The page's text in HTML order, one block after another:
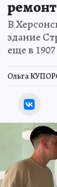
В
здание
еще в
Ольга